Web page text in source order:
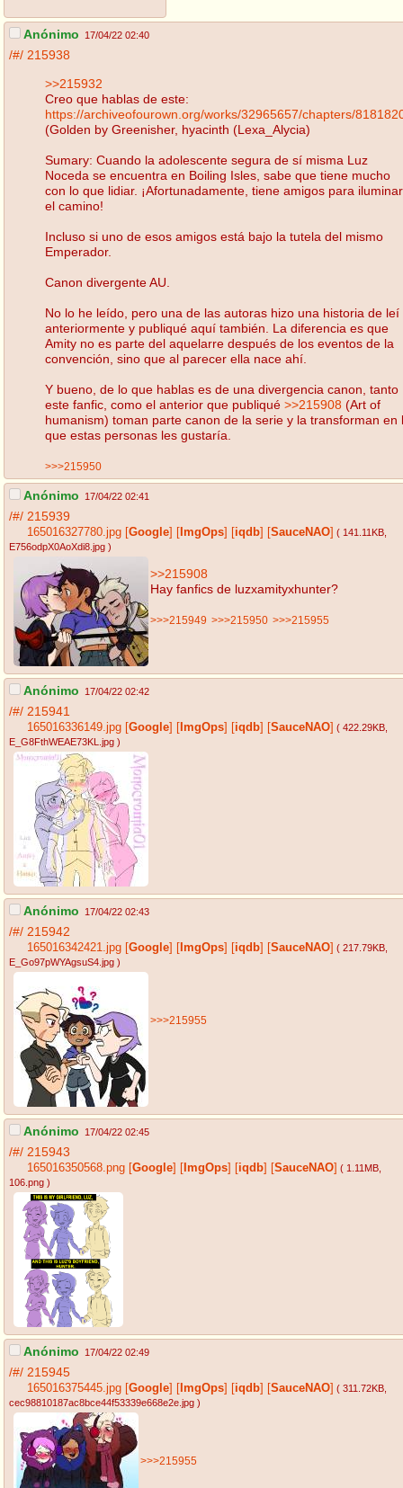
Anónimo 17/04/22 02:40
/#/ 215938
>>215932
Creo que hablas de este:
https://archiveofourown.org/works/32965657/chapters/
(Golden by Greenisher, hyacinth (Lexa_Alycia)
Sumary: Cuando la adolescente segura de sí misma Luz
Noceda se encuentra en Boiling Isles, sabe que tiene mucho
con lo que lidiar. ¡Afortunadamente, tiene amigos para iluminar
el camino!
Incluso si uno de esos amigos está bajo la tutela del mismo
Emperador.
Canon divergente AU.
No lo he leído, pero una de las autoras hizo una historia de leí
anteriormente y publiqué aquí también. La diferencia es que
Amity no es parte del aquelarre después de los eventos de la
convención, sino que al parecer ella nace ahí.
Y bueno, de lo que hablas es de una divergencia canon, tanto
este fanfic, como el anterior que publiqué >>215908 (Art of
humanism) toman parte canon de la serie y la transforman en
que estas personas les gustaría.
>>>215950
Anónimo 17/04/22 02:41
/#/ 215939
165016327780.jpg Google ImgOps iqdb SauceNAO ( 141.11KB
E756odpX0AoXdi8.jpg )
>>215908
Hay fanfics de luzxamityxhunter?
>>>215949 >>>215950 >>>215955
Anónimo 17/04/22 02:42
/#/ 215941
165016336149.jpg Google ImgOps iqdb SauceNAO ( 422.29KB
E_G8FthWEAE73KL.jpg )
Anónimo 17/04/22 02:43
/#/ 215942
165016342421.jpg Google ImgOps iqdb SauceNAO ( 217.79KB
E_Go97pWYAgsuS4.jpg )
>>>215955
Anónimo 17/04/22 02:45
/#/ 215943
165016350568.png Google ImgOps iqdb SauceNAO ( 1.11MB
106.png )
Anónimo 17/04/22 02:49
/#/ 215945
165016375445.jpg Google ImgOps iqdb SauceNAO ( 311.72KB
cec98810187ac8bce44f53339e668e2e.jpg )
>>>215955